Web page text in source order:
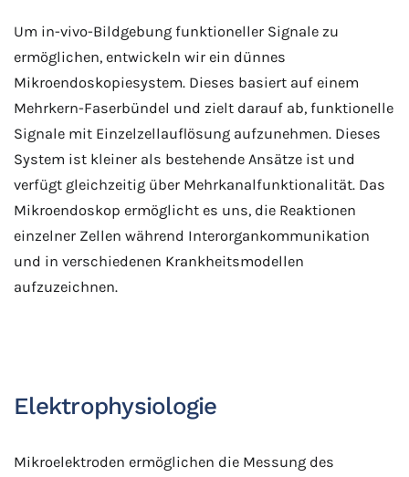
Um in-vivo-Bildgebung funktioneller Signale zu
ermöglichen, entwickeln wir ein dünnes
Mikroendoskopiesystem. Dieses basiert auf einem
Mehrkern-Faserbündel und zielt darauf ab, funktionelle
Signale mit Einzelzellauflösung aufzunehmen. Dieses
System ist kleiner als bestehende Ansätze ist und
verfügt gleichzeitig über Mehrkanalfunktionalität. Das
Mikroendoskop ermöglicht es uns, die Reaktionen
einzelner Zellen während Interorgankommunikation
und in verschiedenen Krankheitsmodellen
aufzuzeichnen.
Elektrophysiologie
Mikroelektroden ermöglichen die Messung des